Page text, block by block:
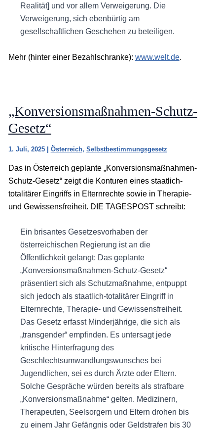
Realität] und vor allem Verweigerung. Die
Verweigerung, sich ebenbürtig am
gesellschaftlichen Geschehen zu beteiligen.
Mehr (hinter einer Bezahlschranke): www.welt.de.
„Konversionsmaßnahmen-Schutz-
Gesetz“
1. Juli, 2025 | Österreich, Selbstbestimmungsgesetz
Das in Österreich geplante „Konversionsmaßnahmen-
Schutz-Gesetz“ zeigt die Konturen eines staatlich-
totalitärer Eingriffs in Elternrechte sowie in Therapie-
und Gewissensfreiheit. DIE TAGESPOST schreibt:
Ein brisantes Gesetzesvorhaben der
österreichischen Regierung ist an die
Öffentlichkeit gelangt: Das geplante
„Konversionsmaßnahmen-Schutz-Gesetz“
präsentiert sich als Schutzmaßnahme, entpuppt
sich jedoch als staatlich-totalitärer Eingriff in
Elternrechte, Therapie- und Gewissensfreiheit.
Das Gesetz erfasst Minderjährige, die sich als
„transgender“ empfinden. Es untersagt jede
kritische Hinterfragung des
Geschlechtsumwandlungswunsches bei
Jugendlichen, sei es durch Ärzte oder Eltern.
Solche Gespräche würden bereits als strafbare
„Konversionsmaßnahme“ gelten. Medizinern,
Therapeuten, Seelsorgern und Eltern drohen bis
zu einem Jahr Gefängnis oder Geldstrafen bis 30